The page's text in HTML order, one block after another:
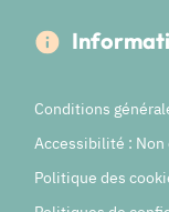
Conditions
Accessibilité : Non
Politique des